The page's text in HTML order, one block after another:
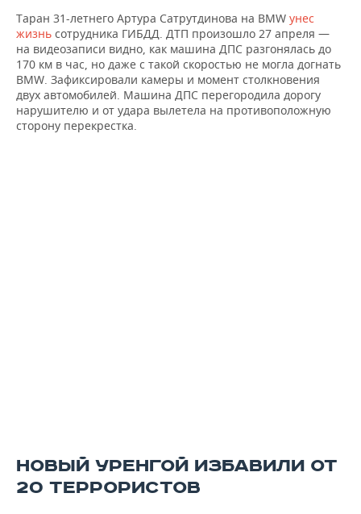
Таран 31-летнего Артура Сатрутдинова на BMW унес
жизнь сотрудника ГИБДД. ДТП произошло 27 апреля —
на видеозаписи видно, как машина ДПС разгонялась до
170 км в час, но даже с такой скоростью не могла догнать
BMW. Зафиксировали камеры и момент столкновения
двух автомобилей. Машина ДПС перегородила дорогу
нарушителю и от удара вылетела на противоположную
сторону перекрестка.
НОВЫЙ УРЕНГОЙ ИЗБАВИЛИ ОТ
20 ТЕРРОРИСТОВ